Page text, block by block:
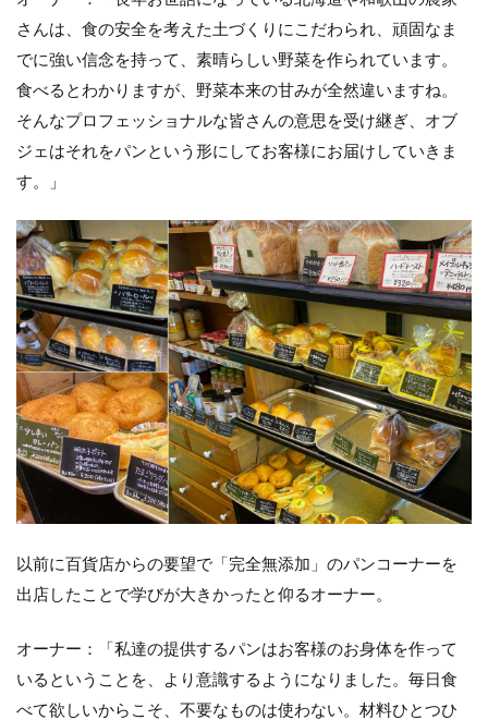
さんは、食の安全を考えた土づくりにこだわられ、頑固なま
でに強い信念を持って、素晴らしい野菜を作られています。
食べるとわかりますが、野菜本来の甘みが全然違いますね。
そんなプロフェッショナルな皆さんの意思を受け継ぎ、オブ
ジェはそれをパンという形にしてお客様にお届けしていきま
す。」
以前に百貨店からの要望で「完全無添加」のパンコーナーを
出店したことで学びが大きかったと仰るオーナー。
オーナー：「私達の提供するパンはお客様のお身体を作って
いるということを、より意識するようになりました。毎日食
べて欲しいからこそ、不要なものは使わない。材料ひとつひ